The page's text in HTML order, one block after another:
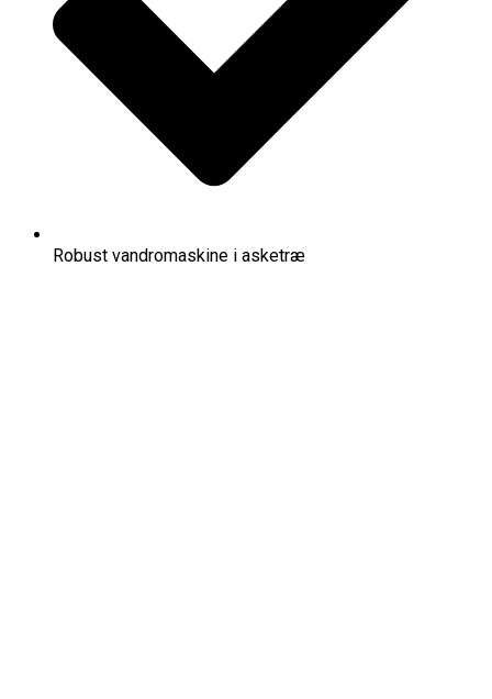
Robust vandromaskine i asketræ